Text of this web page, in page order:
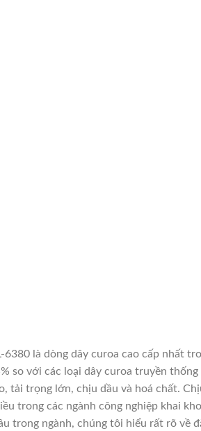
6380 là dòng dây curoa cao cấp nhất
so với các loại dây curoa truyền
tải trọng lớn, chịu dầu và hoá chất.
trong các ngành công nghiệp khai
trong ngành, chúng tôi hiểu rất rõ